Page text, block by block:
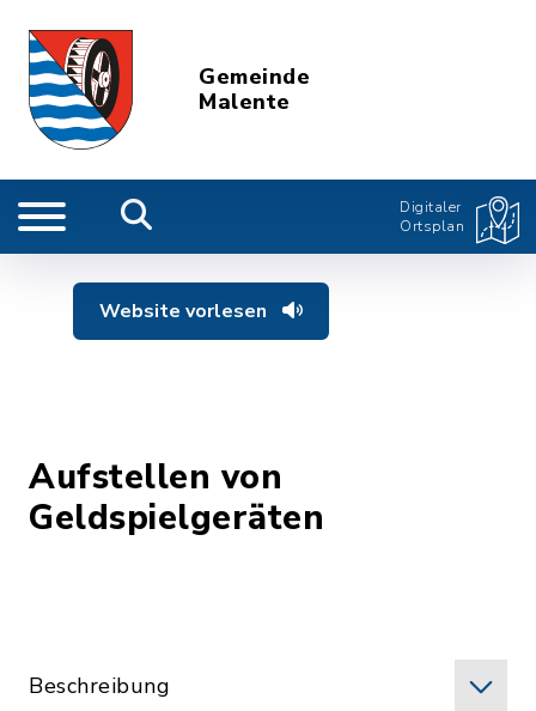
Gemeinde
Malente
Digitaler
Ortsplan
Website vorlesen
Aufstellen von
Geldspielgeräten
Beschreibung